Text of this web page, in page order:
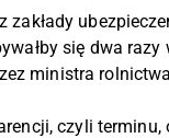
się dwa
ministra
czyli